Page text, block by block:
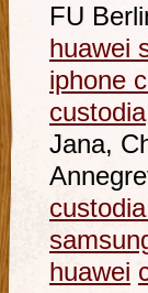
FU
huawei
iphone
custodia
Jana,
huawei